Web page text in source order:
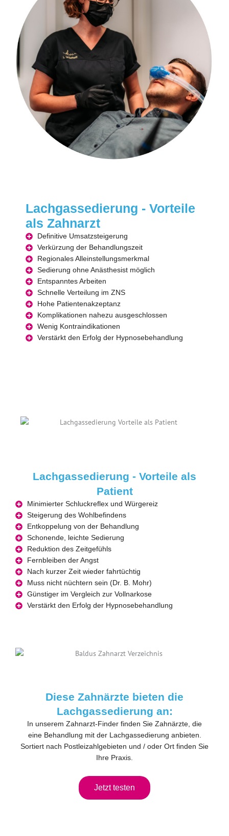
Lachgassedierung - Vorteile
als Zahnarzt
Definitive Umsatzsteigerung
Verkürzung der Behandlungszeit
Regionales Alleinstellungsmerkmal
Sedierung ohne Anästhesist möglich
Entspanntes Arbeiten
Schnelle Verteilung im ZNS
Hohe Patientenakzeptanz
Komplikationen nahezu ausgeschlossen
Wenig Kontraindikationen
Verstärkt den Erfolg der Hypnosebehandlung
Lachgassedierung - Vorteile als
Patient
Minimierter Schluckreflex und Würgereiz
Steigerung des Wohlbefindens
Entkoppelung von der Behandlung
Schonende, leichte Sedierung
Reduktion des Zeitgefühls
Fernbleiben der Angst
Nach kurzer Zeit wieder fahrtüchtig
Muss nicht nüchtern sein (Dr. B. Mohr)
Günstiger im Vergleich zur Vollnarkose
Verstärkt den Erfolg der Hypnosebehandlung
Diese Zahnärzte bieten die
Lachgassedierung an:
In unserem Zahnarzt-Finder finden Sie Zahnärzte, die
eine Behandlung mit der Lachgassedierung anbieten.
Sortiert nach Postleizahlgebieten und / oder Ort finden Sie
Ihre Praxis.
Jetzt testen